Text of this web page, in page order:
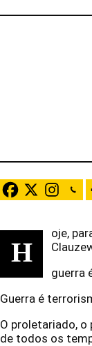
H
oje,
guerra
Guerra é
O proletariado, o
de todos os